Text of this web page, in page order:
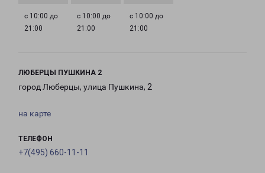
с 10:00 до
21:00
с 10:00 до
21:00
с 10:00 до
21:00
ЛЮБЕРЦЫ ПУШКИНА 2
город Люберцы, улица Пушкина, 2
на карте
ТЕЛЕФОН
+7(495) 660-11-11